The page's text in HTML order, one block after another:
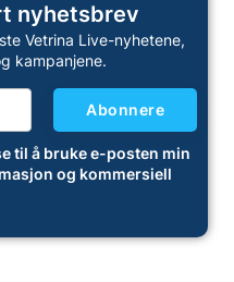
nyhetsbrev
Vetrina Live-nyhetene,
kampanjene.
til å bruke e-posten min
og kommersiell
Abonnere